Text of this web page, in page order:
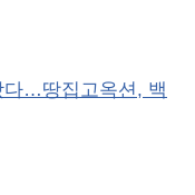
…땅집고옥션, 백